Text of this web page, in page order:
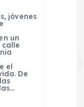
jóvenes
un
el
De